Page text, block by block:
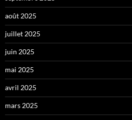
août 2025
juillet 2025
juin 2025
mai 2025
avril 2025
mars 2025